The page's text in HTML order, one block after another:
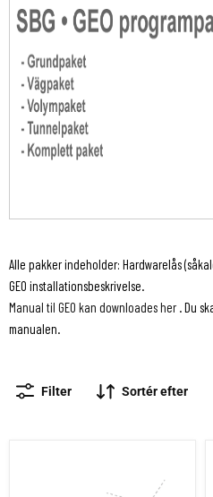
Alle pakker indeholder: Hardwarelås
GEO installationsbeskrivelse.
Manual til GEO kan downloades her . Du
manualen.
Filter Sortér efter